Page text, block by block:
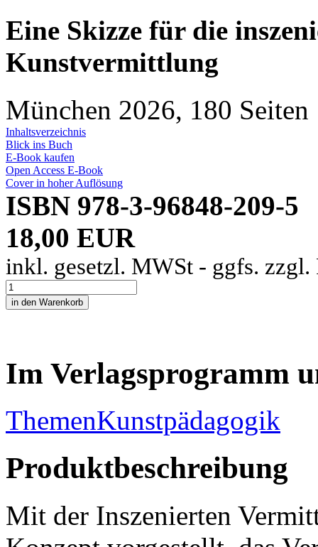
Eine Skizze für die
Kunstvermittlung
München 2026, 180 Seiten
Inhaltsverzeichnis
Blick ins Buch
E-Book kaufen
Open Access E-Book
Cover in hoher Auflösung
ISBN 978-3-96848-209-5
18,00 EUR
inkl. gesetzl. MWSt - ggfs. zzgl.
Im Verlagsprogramm
ThemenKunstpädagogik
Produktbeschreibung
Mit der Inszenierten